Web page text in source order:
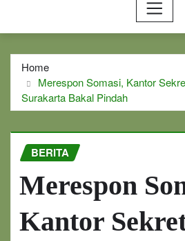
Home
Merespon Somasi, Kantor
Surakarta Bakal Pindah
BERITA
Merespon
Kantor